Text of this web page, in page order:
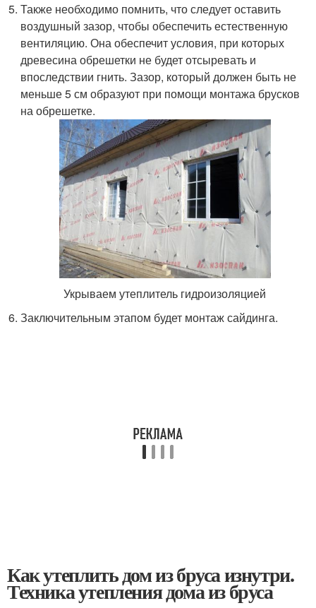
Также необходимо помнить, что следует оставить
воздушный зазор, чтобы обеспечить естественную
вентиляцию. Она обеспечит условия, при которых
древесина обрешетки не будет отсыревать и
впоследствии гнить. Зазор, который должен быть не
меньше 5 см образуют при помощи монтажа брусков
на обрешетке.
Укрываем утеплитель гидроизоляцией
Заключительным этапом будет монтаж сайдинга.
Как утеплить дом из бруса изнутри.
Техника утепления дома из бруса